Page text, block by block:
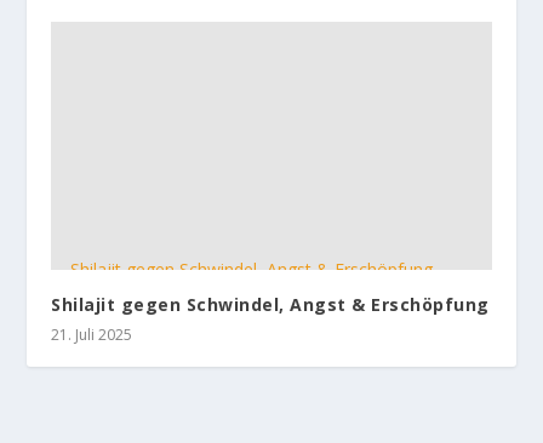
Shilajit gegen Schwindel, Angst & Erschöpfung
21. Juli 2025